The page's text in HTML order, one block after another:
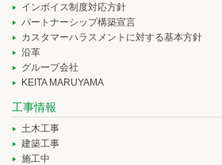
インボイス制度対応方針
パートナーシップ構築宣言
カスタマーハラスメントに対する基本方針
沿革
グループ会社
KEITA MARUYAMA
工事情報
土木工事
建築工事
施工中